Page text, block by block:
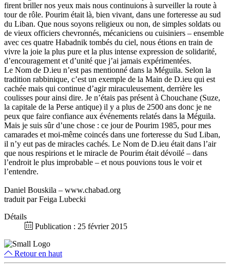
firent briller nos yeux mais nous continuions à surveiller la route à
tour de rôle. Pourim était là, bien vivant, dans une forteresse au sud
du Liban. Que nous soyons religieux ou non, de simples soldats ou
de vieux officiers chevronnés, mécaniciens ou cuisiniers – ensemble
avec ces quatre Habadnik tombés du ciel, nous étions en train de
vivre la joie la plus pure et la plus intense expression de solidarité,
d’encouragement et d’unité que j’ai jamais expérimentées.
Le Nom de D.ieu n’est pas mentionné dans la Méguila. Selon la
tradition rabbinique, c’est un exemple de la Main de D.ieu qui est
cachée mais qui continue d’agir miraculeusement, derrière les
coulisses pour ainsi dire. Je n’étais pas présent à Chouchane (Suze,
la capitale de la Perse antique) il y a plus de 2500 ans donc je ne
peux que faire confiance aux événements relatés dans la Méguila.
Mais je suis sûr d’une chose : ce jour de Pourim 1985, pour mes
camarades et moi-même coincés dans une forteresse du Sud Liban,
il n’y eut pas de miracles cachés. Le Nom de D.ieu était dans l’air
que nous respirions et le miracle de Pourim était dévoilé – dans
l’endroit le plus improbable – et nous pouvions tous le voir et
l’entendre.
Daniel Bouskila – www.chabad.org
traduit par Feiga Lubecki
Détails
Publication : 25 février 2015
Retour en haut